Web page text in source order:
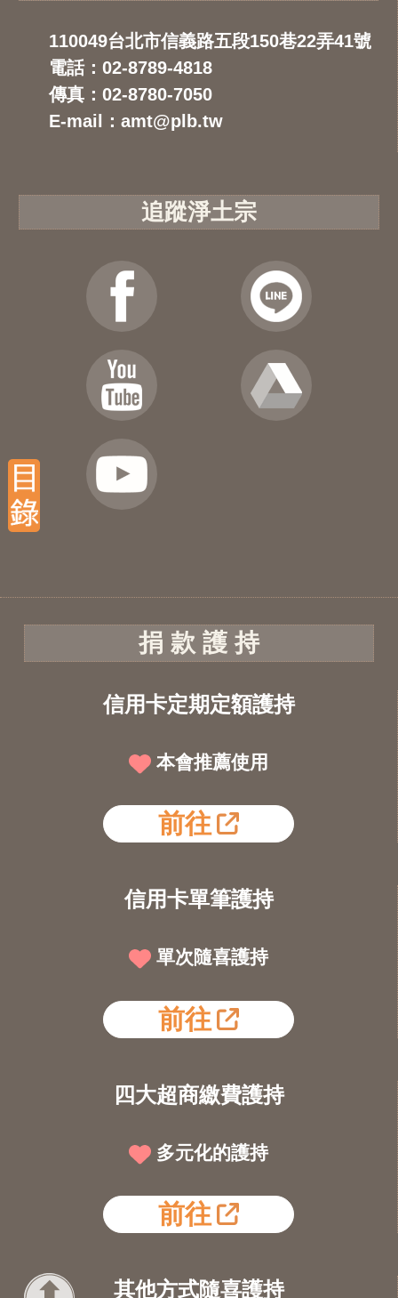
110049台北市信義路五段150巷22弄41號
電話：02-8789-4818
傳真：02-8780-7050
E-mail：amt@plb.tw
追蹤淨土宗
捐 款 護 持
信用卡定期定額護持
本會推薦使用
前往
信用卡單筆護持
單次隨喜護持
前往
四大超商繳費護持
多元化的護持
前往
其他方式隨喜護持